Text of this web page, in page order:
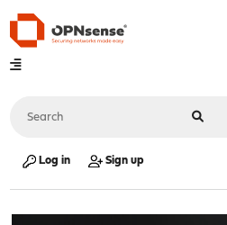
Log in Sign up